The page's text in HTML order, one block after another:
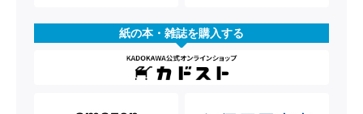
紙の本・雑誌を購入する